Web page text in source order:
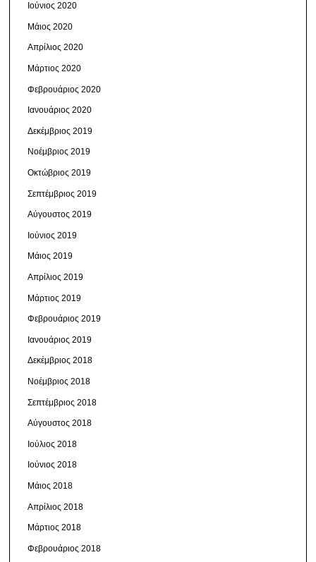
Ιούνιος 2020
Μάιος 2020
Απρίλιος 2020
Μάρτιος 2020
Φεβρουάριος 2020
Ιανουάριος 2020
Δεκέμβριος 2019
Νοέμβριος 2019
Οκτώβριος 2019
Σεπτέμβριος 2019
Αύγουστος 2019
Ιούνιος 2019
Μάιος 2019
Απρίλιος 2019
Μάρτιος 2019
Φεβρουάριος 2019
Ιανουάριος 2019
Δεκέμβριος 2018
Νοέμβριος 2018
Σεπτέμβριος 2018
Αύγουστος 2018
Ιούλιος 2018
Ιούνιος 2018
Μάιος 2018
Απρίλιος 2018
Μάρτιος 2018
Φεβρουάριος 2018